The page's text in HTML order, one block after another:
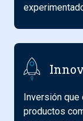
Inversión
productos